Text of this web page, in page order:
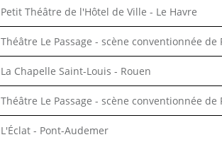
Petit Théâtre de l'Hôtel de Ville - Le Havre
Théâtre Le Passage - scène conventionnée de
La Chapelle Saint-Louis - Rouen
Théâtre Le Passage - scène conventionnée de
L'Éclat - Pont-Audemer